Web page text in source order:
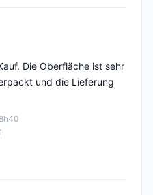
Die Oberfläche ist sehr
und die Lieferung